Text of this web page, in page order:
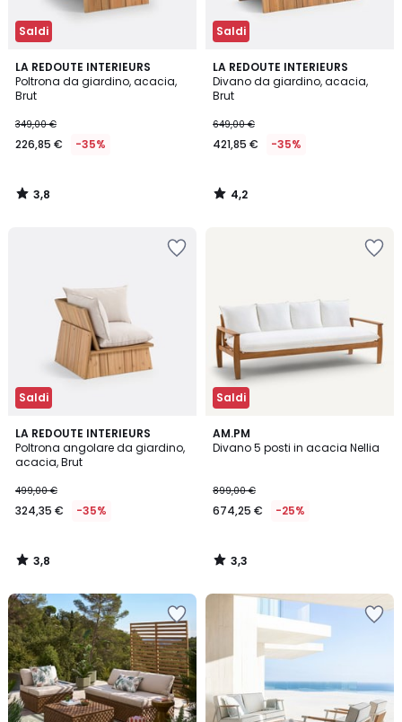
Saldi
LA REDOUTE INTERIEURS
Poltrona da giardino, acacia,
Brut
349,00 €
226,85 € -35%
3,8
/ 5
3,8
/
Saldi
LA REDOUTE INTERIEURS
Divano da giardino, acacia,
Brut
649,00 €
421,85 € -35%
4,2
/ 5
4,2
/
Saldi
LA REDOUTE INTERIEURS
Poltrona angolare da giardino,
acacia, Brut
499,00 €
324,35 € -35%
3,8
/ 5
3,8
/
Saldi
AM.PM
Divano 5 posti in acacia Nellia
899,00 €
674,25 € -25%
3,3
/ 5
3,3
/